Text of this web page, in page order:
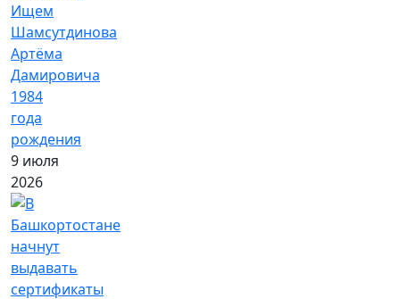
Ищем
Шамсутдинова
Артёма
Дамировича
1984
года
рождения
9 июля
2026